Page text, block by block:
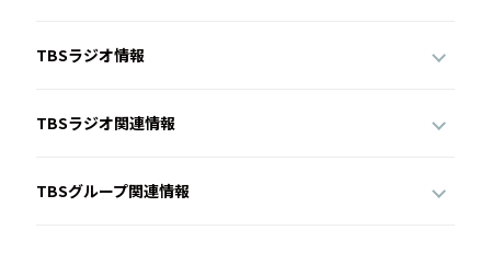
TBSラジオ情報
TBSラジオ関連情報
TBSグループ関連情報